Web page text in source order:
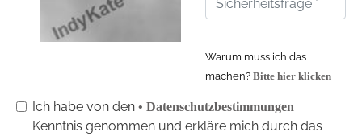
Warum muss ich das
machen? Bitte hier klicken
Ich habe von den • Datenschutzbestimmungen
Kenntnis genommen und erkläre mich durch das